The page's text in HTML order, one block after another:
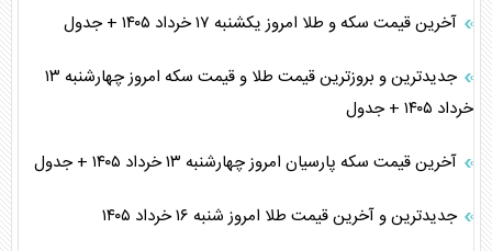
آخرین قیمت سکه و طلا امروز یکشنبه ۱۷ خرداد ۱۴۰۵ + جدول
جدیدترین و بروزترین قیمت طلا و قیمت سکه امروز چهارشنبه ۱۳
خرداد ۱۴۰۵ + جدول
آخرین قیمت سکه پارسیان امروز چهارشنبه ۱۳ خرداد ۱۴۰۵ + جدول
جدیدترین و آخرین قیمت طلا امروز شنبه ۱۶ خرداد ۱۴۰۵